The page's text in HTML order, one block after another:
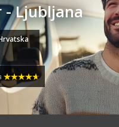
- Ljubljana